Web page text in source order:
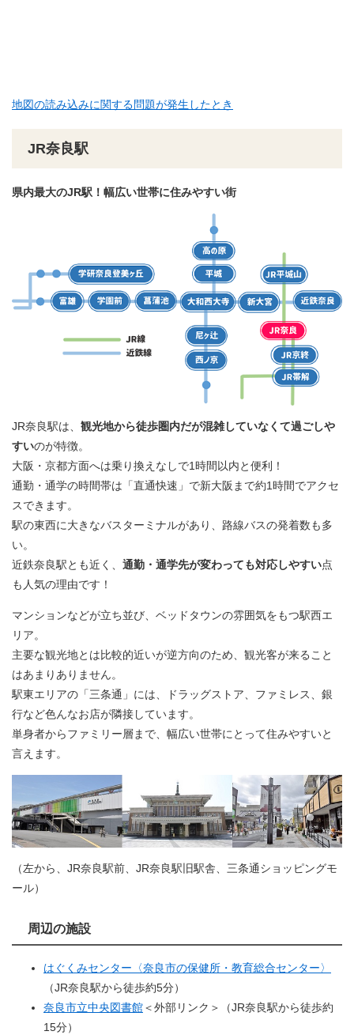
地図の読み込みに関する問題が発生したとき
JR奈良駅
県内最大のJR駅​！幅広い世帯に住みやすい街
JR奈良駅は、 観光地から徒歩圏内だが混雑していなくて過ごしや
すいのが特徴。
大阪・京都方面へは乗り換えなしで1時間以内と便利！
通勤・通学の時間帯は「直通快速」で新大阪まで約1時間でアクセ
スできます。
駅の東西に大きなバスターミナルがあり、路線バスの発着数も多
い。
近鉄奈良駅とも近く、 通勤・通学先が変わっても対応しやすい点
も人気の理由です！
マンションなどが立ち並び、ベッドタウンの雰囲気をもつ駅西エ
リア。
主要な観光地とは比較的近いが逆方向のため、観光客が来ること
はあまりありません。
駅東エリアの「三条通」には、ドラッグストア、ファミレス、銀
行など色んなお店が隣接しています。
単身者からファミリー層まで、幅広い世帯にとって住みやすいと
言えます。
（左から、JR奈良駅前、JR奈良駅旧駅舎、三条通ショッピングモ
ール）
周辺の施設
はぐくみセンター〈奈良市の保健所・教育総合センター〉
（JR奈良駅から徒歩約5分）
奈良市立中央図書館＜外部リンク＞
（JR奈良駅から徒歩約
15分）